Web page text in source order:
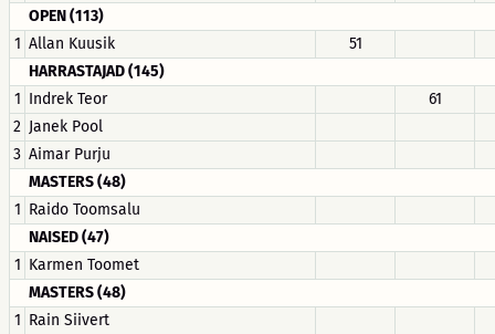
OPEN (113)
1 Allan Kuusik
51
HARRASTAJAD (145)
1 Indrek Teor
61
2 Janek Pool
3 Aimar Purju
MASTERS (48)
1 Raido Toomsalu
NAISED (47)
1 Karmen Toomet
MASTERS (48)
1 Rain Siivert